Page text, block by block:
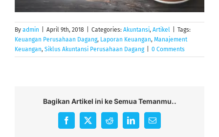
By admin April 9th, 2018 Categories: Akuntansi, Artikel
Tags:
Keuangan Perusahaan Dagang, Laporan Keuangan, Manajement
Keuangan, Siklus Akuntansi Perusahaan Dagang 0 Comments
Bagikan Artikel ini ke Semua Temanmu..
Facebook
X RedditLinkedInEmail